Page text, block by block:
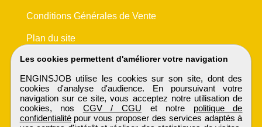
Les cookies permettent d'améliorer votre navigation
ENGINSJOB utilise les cookies sur son site, dont des
cookies d'analyse d'audience. En poursuivant votre
navigation sur ce site, vous acceptez notre utilisation de
cookies, nos CGV / CGU et notre politique de
confidentialitépour vous proposer des services adaptés à
Conditions Générales de Vente
Plan du site